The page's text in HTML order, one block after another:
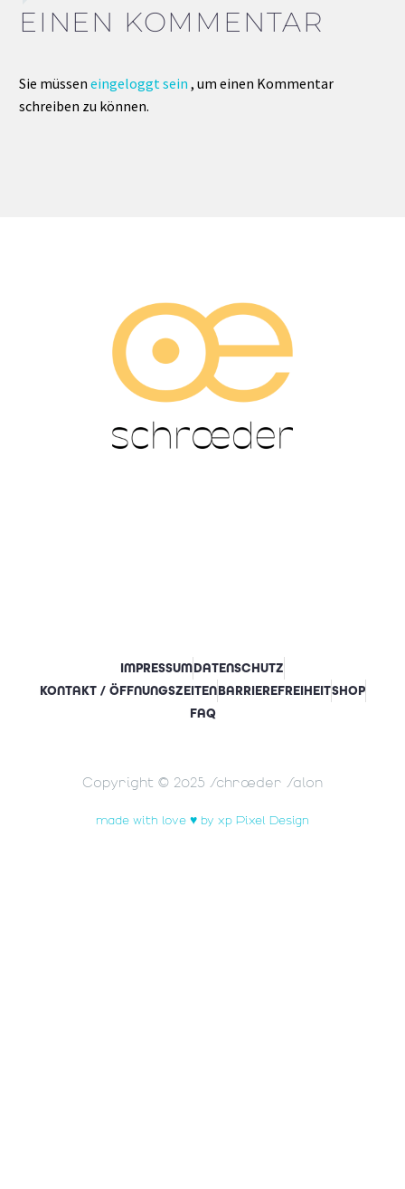
EINEN KOMMENTAR
Sie müssen eingeloggt sein , um einen Kommentar
schreiben zu können.
IMPRESSUMDATENSCHUTZ
KONTAKT / ÖFFNUNGSZEITENBARRIEREFREIHEITSHOP
FAQ
Copyright © 2025 Schrœder Salon
made with love ♥ by xp Pixel Design